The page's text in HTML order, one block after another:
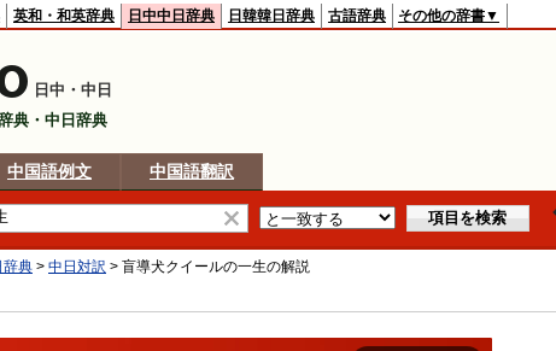
英和・和英辞典 日中中日辞典 日韓韓日辞典 古語辞典 その他の辞書▼
日中・中日
典・中日辞典
中国語例文 中国語翻訳
辞典 > 中日対訳 > 盲導犬クイールの一生の解説